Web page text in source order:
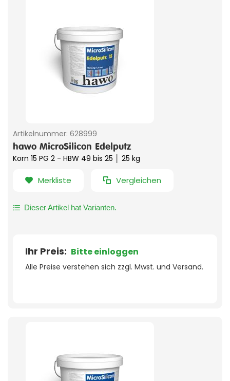
Artikelnummer: 628999
hawo MicroSilicon Edelputz
Korn 15 PG 2 - HBW 49 bis 25 │ 25 kg
Merkliste Vergleichen
Dieser Artikel hat Varianten.
Ihr Preis: Bitte einloggen
Alle Preise verstehen sich zzgl. Mwst. und Versand.